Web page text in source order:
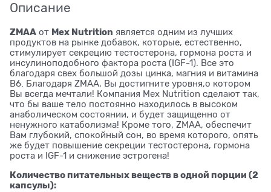
Описание
ZMAA от Mex Nutrition является одним из лучших
продуктов на рынке добавок, которые, естественно,
стимулирует секрецию тестостерона, гормона роста и
инсулиноподобного фактора роста (IGF-1). Все это
благодаря свех большой дозы цинка, магния и витамина
В6. Благодаря ZMAA, Вы достигните уровня,о котором
Вы всегда мечтали! Компания Mex Nutrition сделают так,
что бы ваше тело постоянно находилось в высоком
анаболическом состоянии, и будет защищенно от
ненужного катаболизма! Кроме того, ZMAA, обеспечит
Вам глубокий, спокойный сон, во время которого, опять
же будет повышение секреции тестостерона, гормона
роста и IGF-1 и снижение эстрогена!
Количество питательных веществ в одной порции (2
капсулы):